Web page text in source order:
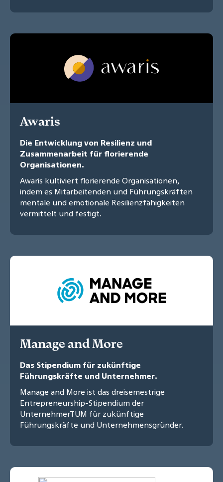
Awaris
Die Entwicklung von Resilienz und
Zusammenarbeit für florierende
Organisationen.
Awaris kultiviert florierende Organisationen,
indem es Mitarbeitenden und Führungskräften
mentale und emotionale Resilienzfähigkeiten
vermittelt und festigt.
Manage and More
Das Stipendium für zukünftige
Führungskräfte und Unternehmer.
Manage and More ist das dreisemestrige
Entrepreneurship-Stipendium der
UnternehmerTUM für zukünftige
Führungskräfte und Unternehmensgründer.